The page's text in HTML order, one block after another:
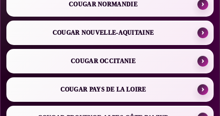
COUGAR NORMANDIE
COUGAR NOUVELLE-AQUITAINE
COUGAR OCCITANIE
COUGAR PAYS DE LA LOIRE